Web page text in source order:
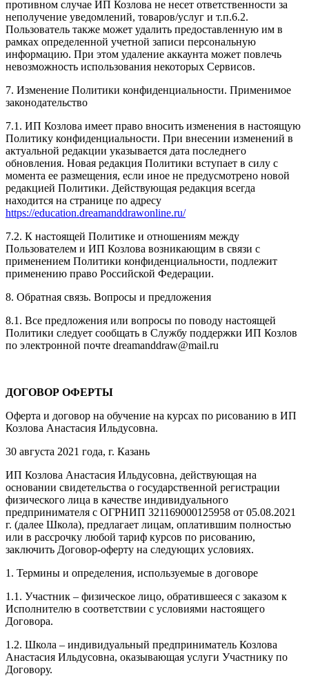
противном случае ИП Козлова не несет ответственности за
неполучение уведомлений, товаров/услуг и т.п.6.2.
Пользователь также может удалить предоставленную им в
рамках определенной учетной записи персональную
информацию. При этом удаление аккаунта может повлечь
невозможность использования некоторых Сервисов.
7. Изменение Политики конфиденциальности. Применимое
законодательство
7.1. ИП Козлова имеет право вносить изменения в настоящую
Политику конфиденциальности. При внесении изменений в
актуальной редакции указывается дата последнего
обновления. Новая редакция Политики вступает в силу с
момента ее размещения, если иное не предусмотрено новой
редакцией Политики. Действующая редакция всегда
находится на странице по адресу
https://education.dreamanddrawonline.ru/
7.2. К настоящей Политике и отношениям между
Пользователем и ИП Козлова возникающим в связи с
применением Политики конфиденциальности, подлежит
применению право Российской Федерации.
8. Обратная связь. Вопросы и предложения
8.1. Все предложения или вопросы по поводу настоящей
Политики следует сообщать в Службу поддержки ИП Козлов
по электронной почте dreamanddraw@mail.ru
ДОГОВОР ОФЕРТЫ
Оферта и договор на обучение на курсах по рисованию в ИП
Козлова Анастасия Ильдусовна.
30 августа 2021 года, г. Казань
ИП Козлова Анастасия Ильдусовна, действующая на
основании свидетельства о государственной регистрации
физического лица в качестве индивидуального
предпринимателя с ОГРНИП 321169000125958 от 05.08.2021
г. (далее Школа), предлагает лицам, оплатившим полностью
или в рассрочку любой тариф курсов по рисованию,
заключить Договор-оферту на следующих условиях.
1. Термины и определения, используемые в договоре
1.1. Участник – физическое лицо, обратившееся с заказом к
Исполнителю в соответствии с условиями настоящего
Договора.
1.2. Школа – индивидуальный предприниматель Козлова
Анастасия Ильдусовна, оказывающая услуги Участнику по
Договору.